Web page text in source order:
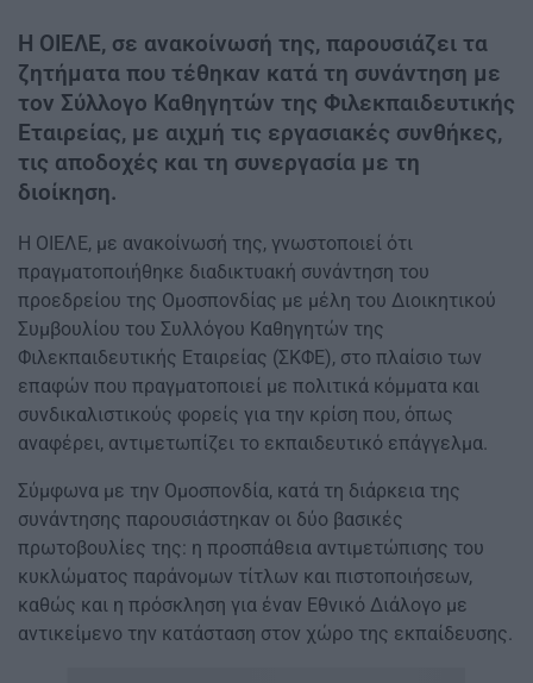
Η ΟΙΕΛΕ, σε ανακοίνωσή της, παρουσιάζει τα
ζητήματα που τέθηκαν κατά τη συνάντηση με
τον Σύλλογο Καθηγητών της Φιλεκπαιδευτικής
Εταιρείας, με αιχμή τις εργασιακές συνθήκες,
τις αποδοχές και τη συνεργασία με τη
διοίκηση.
Η ΟΙΕΛΕ, με ανακοίνωσή της, γνωστοποιεί ότι
πραγματοποιήθηκε διαδικτυακή συνάντηση του
προεδρείου της Ομοσπονδίας με μέλη του Διοικητικού
Συμβουλίου του Συλλόγου Καθηγητών της
Φιλεκπαιδευτικής Εταιρείας (ΣΚΦΕ), στο πλαίσιο των
επαφών που πραγματοποιεί με πολιτικά κόμματα και
συνδικαλιστικούς φορείς για την κρίση που, όπως
αναφέρει, αντιμετωπίζει το εκπαιδευτικό επάγγελμα.
Σύμφωνα με την Ομοσπονδία, κατά τη διάρκεια της
συνάντησης παρουσιάστηκαν οι δύο βασικές
πρωτοβουλίες της: η προσπάθεια αντιμετώπισης του
κυκλώματος παράνομων τίτλων και πιστοποιήσεων,
καθώς και η πρόσκληση για έναν Εθνικό Διάλογο με
αντικείμενο την κατάσταση στον χώρο της εκπαίδευσης.